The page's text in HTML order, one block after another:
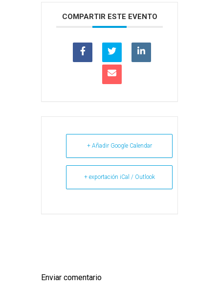
COMPARTIR ESTE EVENTO
+ Añadir Google Calendar
+ exportación iCal / Outlook
Enviar comentario